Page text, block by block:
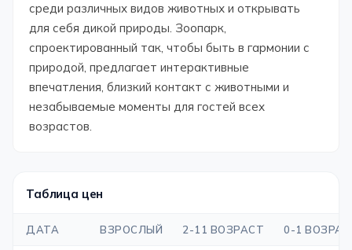
среди различных видов животных и открывать
для себя дикой природы. Зоопарк,
спроектированный так, чтобы быть в гармонии с
природой, предлагает интерактивные
впечатления, близкий контакт с животными и
незабываемые моменты для гостей всех
возрастов.
Таблица цен
ДАТА ВЗРОСЛЫЙ 2-11 ВОЗРАСТ 0-1